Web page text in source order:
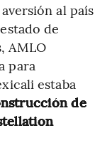
al país
de
AMLO
para
estaba
de